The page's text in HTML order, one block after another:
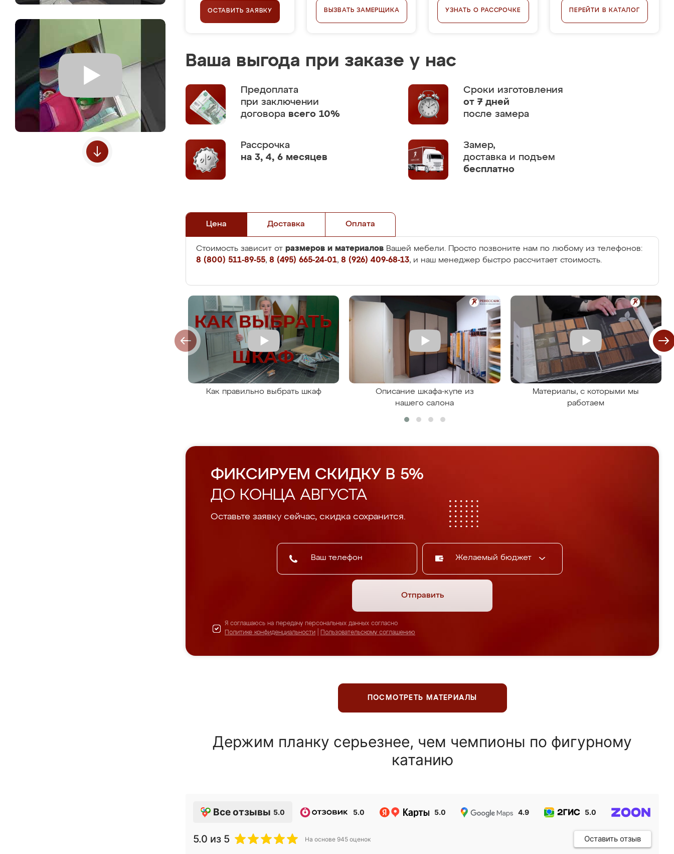
ОСТАВИТЬ ЗАЯВКУ ВЫЗВАТЬ ЗАМЕРЩИКА УЗНАТЬ О РАССРОЧКЕ ПЕРЕЙТИ В КАТАЛОГ
Ваша выгода при заказе у нас
Предоплата
при заключении
договора всего 10%
Сроки изготовления
от 7 дней
после замера
Рассрочка
на 3, 4, 6 месяцев
Замер,
доставка и подъем
бесплатно
Цена Доставка Оплата
Стоимость зависит от размеров и материалов Вашей мебели. Просто позвоните нам по любому из телефонов:
8 (800) 511-89-55, 8 (495) 665-24-01, 8 (926) 409-68-13, и наш менеджер быстро рассчитает стоимость.
Как правильно выбрать шкаф
Описание шкафа-купе из
нашего салона
Материалы, с которыми мы
работаем
ФИКСИРУЕМ СКИДКУ В 5%
ДО КОНЦА АВГУСТА
Оставьте заявку сейчас, скидка сохранится.
Желаемый бюджет
Отправить
Я соглашаюсь на передачу персональных данных согласно
Политике конфиденциальности
Пользовательскому соглашению
ПОСМОТРЕТЬ МАТЕРИАЛЫ
Держим планку серьезнее, чем чемпионы по фигурному
катанию
Все отзывы 5.0 5.0 5.0 4.9 5.0
5.0 из 5 На основе 945 оценок Оставить отзыв